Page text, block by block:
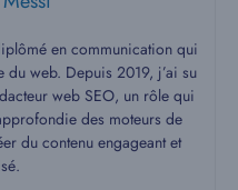
en communication qui
du web. Depuis 2019, j’ai su
web SEO, un rôle qui
des moteurs de
du contenu engageant et